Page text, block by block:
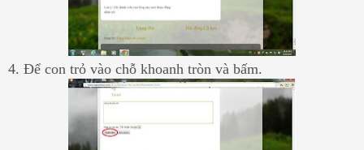
4. Để con trỏ vào chỗ khoanh tròn và bấm.